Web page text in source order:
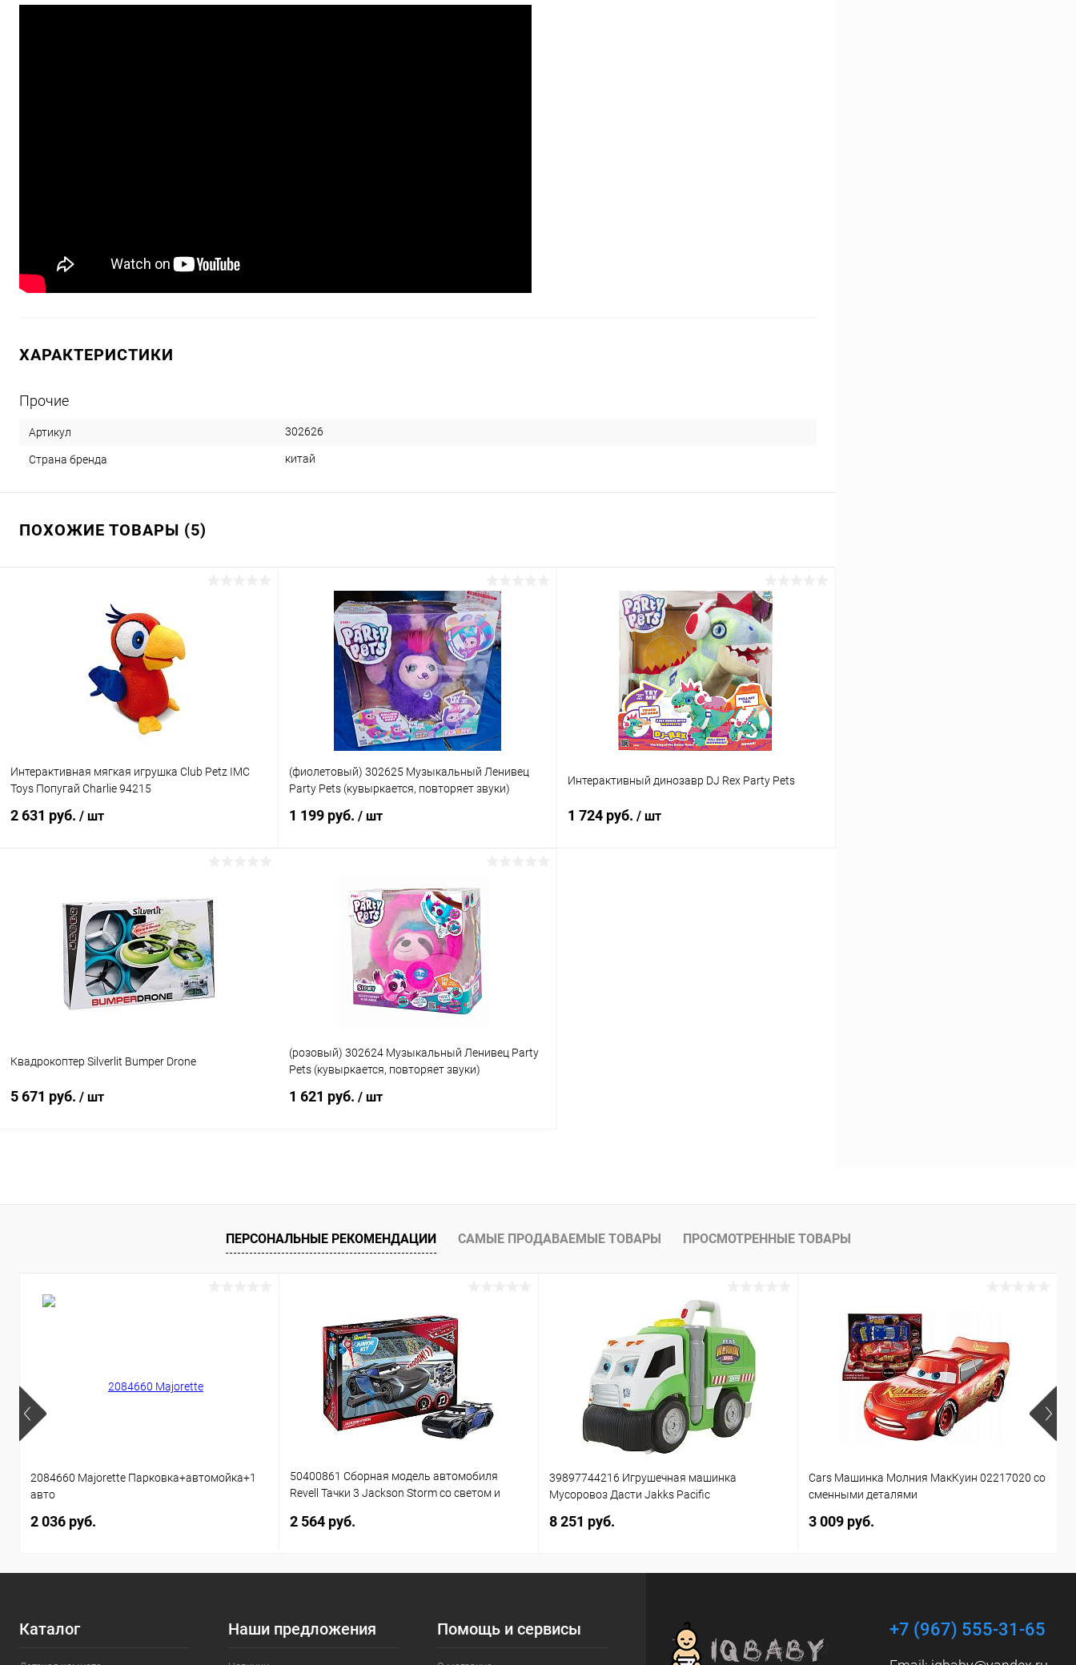
ХАРАКТЕРИСТИКИ
Прочие
Артикул 302626
Страна бренда китай
ПОХОЖИЕ ТОВАРЫ (5)
Интерактивная мягкая игрушка Club Petz IMC
Toys Попугай Charlie 94215
2 631 руб. / шт
Купить в 1 клик Сравнение
В избранное Недоступно
(фиолетовый) 302625 Музыкальный Ленивец
Party Pets (кувыркается, повторяет звуки)
1 199 руб. / шт
Купить в 1 клик Сравнение
Недоступно
Интерактивный динозавр DJ Rex Party Pets
1 724 руб. / шт
Квадрокоптер Silverlit Bumper Drone
5 671 руб. / шт
Купить в 1 клик Сравнение
(розовый) 302624 Музыкальный Ленивец Party
Pets (кувыркается, повторяет звуки)
1 621 руб. / шт
Купить в 1 клик Сравнение
В избранное Недоступно
ПЕРСОНАЛЬНЫЕ РЕКОМЕНДАЦИИ САМЫЕ ПРОДАВАЕМЫЕ ТОВАРЫ ПРОСМОТРЕННЫЕ ТОВАРЫ
2084660 Majorette Парковка+автомойка+1
авто
2 036 руб.
50400861 Сборная модель автомобиля
Revell Тачки 3 Jackson Storm со светом и
2 564 руб.
39897744216 Игрушечная машинка
Мусоровоз Дасти Jakks Pacific
8 251 руб.
Cars Машинка Молния МакКуин 02217020 со
сменными деталями
3 009 руб.
Каталог Наши предложения Помощь и сервисы +7 (967) 555-31-65